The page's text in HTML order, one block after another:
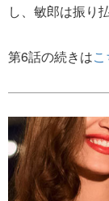
し、敏郎は振り
第6話の続きは